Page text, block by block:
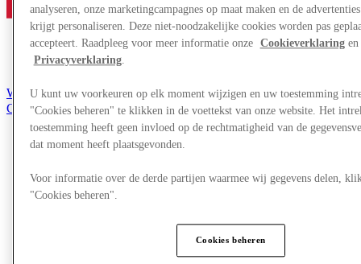
Word lid van de Club
Gered,
nl
Winkels
Evenementen
Plan je bezoek
analyseren, onze marketingcampagnes op maat maken en de
krijgt personaliseren. Deze niet-noodzakelijke cookies worden pas
accepteert. Raadpleeg voor meer informatie onze Cookieverklaringen
Privacyverklaring.
U kunt uw voorkeuren op elk moment wijzigen en uw toestemming
"Cookies beheren" te klikken in de voettekst van onze website. Het
toestemming heeft geen invloed op de rechtmatigheid van de
dat moment heeft plaatsgevonden.
Voor informatie over de derde partijen waarmee wij gegevens delen,
"Cookies beheren".
Cookies beheren